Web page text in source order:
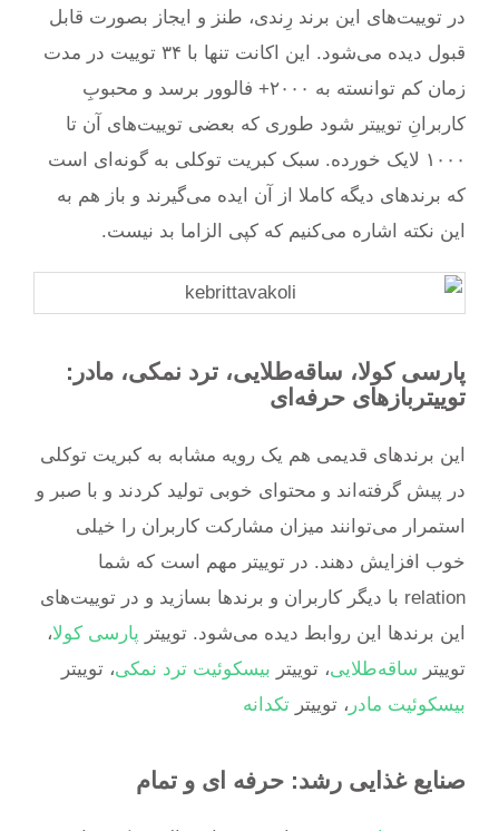
در توییت‌های این برند رِندی، طنز و ایجاز بصورت قابل
قبول دیده می‌شود. این اکانت تنها با ۳۴ توییت در مدت
زمان کم توانسته به ۲۰۰۰+ فالوور برسد و محبوبِ
کاربرانِ توییتر شود طوری که بعضی توییت‌های آن تا
۱۰۰۰ لایک خورده. سبک کبریت توکلی به گونه‌ای است
که برندهای دیگه کاملا از آن ایده می‌گیرند و باز هم به
این نکته اشاره می‌کنیم که کپی الزاما بد نیست.
پارسی کولا، ساقه‌طلایی، ترد نمکی، مادر:
توییترباز‌های حرفه‌ای
این برندهای قدیمی هم یک رویه مشابه به کبریت توکلی
در پیش گرفته‌اند و محتوای خوبی تولید کردند و با صبر و
استمرار می‌توانند میزان مشارکت کاربران را خیلی
خوب افزایش دهند. در توییتر مهم است که شما
relation با دیگر کاربران و برندها بسازید و در توییت‌های
این برندها این روابط دیده می‌شود. توییترپارسی کولا،
توییترساقه‌طلایی، توییتربیسکوئیت ترد نمکی، توییتر
بیسکوئیت مادر، توییترتکدانه
صنایع غذایی رشد: حرفه ای و تمام